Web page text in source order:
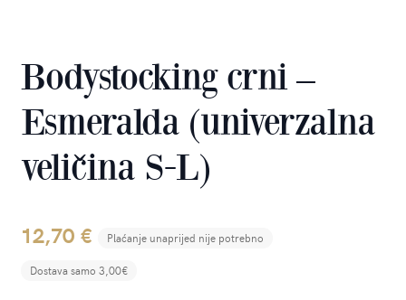
Bodystocking crni –
Esmeralda (univerzalna
veličina S-L)
12,70 € Plaćanje unaprijed nije potrebno
Dostava samo 3,00€